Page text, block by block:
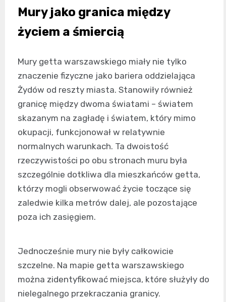
Mury jako granica między
życiem a śmiercią
Mury getta warszawskiego miały nie tylko
znaczenie fizyczne jako bariera oddzielająca
Żydów od reszty miasta. Stanowiły również
granicę między dwoma światami – światem
skazanym na zagładę i światem, który mimo
okupacji, funkcjonował w relatywnie
normalnych warunkach. Ta dwoistość
rzeczywistości po obu stronach muru była
szczególnie dotkliwa dla mieszkańców getta,
którzy mogli obserwować życie toczące się
zaledwie kilka metrów dalej, ale pozostające
poza ich zasięgiem.
Jednocześnie mury nie były całkowicie
szczelne. Na mapie getta warszawskiego
można zidentyfikować miejsca, które służyły do
nielegalnego przekraczania granicy.